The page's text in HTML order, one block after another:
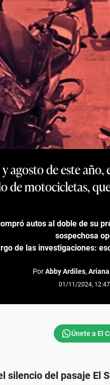
agosto de este
de motocicletas,
autos al doble de su
sospechosa
de las investigaciones:
PorAbby Ardiles,
01/11/2024,
silencio del pasaje El